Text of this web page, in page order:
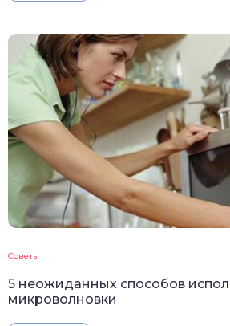
Советы
5 неожиданных способов
микроволновки